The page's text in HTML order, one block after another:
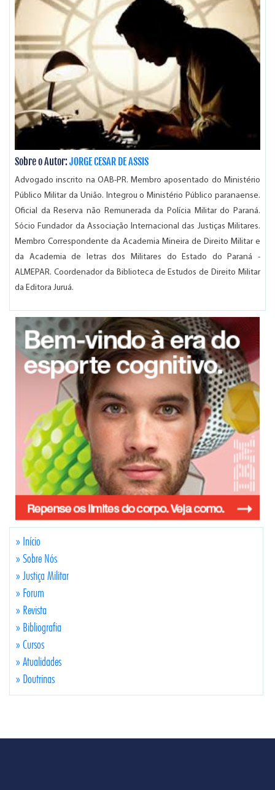
Sobre o Autor:JORGE CESAR DE ASSIS
Advogado inscrito na OAB-PR. Membro aposentado do Ministério
Público Militar da União. Integrou o Ministério Público paranaense.
Oficial da Reserva não Remunerada da Polícia Militar do Paraná.
Sócio Fundador da Associação Internacional das Justiças Militares.
Membro Correspondente da Academia Mineira de Direito Militar e
da Academia de letras dos Militares do Estado do Paraná -
ALMEPAR. Coordenador da Biblioteca de Estudos de Direito Militar
da Editora Juruá.
» Início
» Sobre Nós
» Justiça Militar
» Forum
» Revista
» Bibliografia
» Cursos
» Atualidades
» Doutrinas